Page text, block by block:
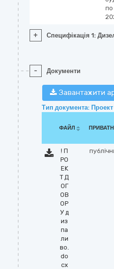
по
+ Специфікація 1:
- Документи
Завантажити
Тип документа:
ФАЙЛ
! П
РО
ЕК
Т Д
ОГ
ОВ
ОР
У д
из
па
ли
во.
do
cx